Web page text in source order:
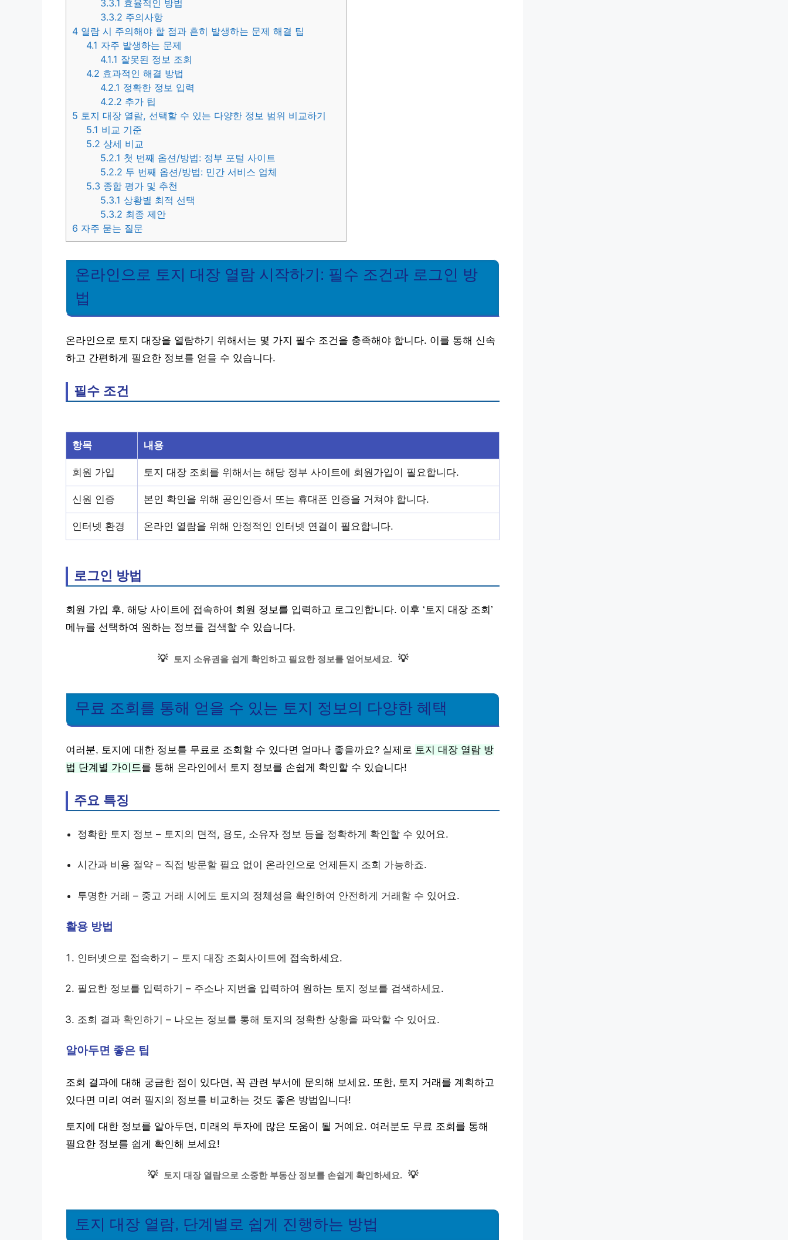
3.3.1 효율적인 방법
3.3.2 주의사항
4 열람 시 주의해야 할 점과 흔히 발생하는 문제 해결 팁
4.1 자주 발생하는 문제
4.1.1 잘못된 정보 조회
4.2 효과적인 해결 방법
4.2.1 정확한 정보 입력
4.2.2 추가 팁
5 토지 대장 열람, 선택할 수 있는 다양한 정보 범위 비교하기
5.1 비교 기준
5.2 상세 비교
5.2.1 첫 번째 옵션/방법: 정부 포털 사이트
5.2.2 두 번째 옵션/방법: 민간 서비스 업체
5.3 종합 평가 및 추천
5.3.1 상황별 최적 선택
5.3.2 최종 제안
6 자주 묻는 질문
온라인으로 토지 대장 열람 시작하기: 필수 조건과 로그인 방
법
온라인으로 토지 대장을 열람하기 위해서는 몇 가지 필수 조건을 충족해야 합니다. 이를 통해 신속
하고 간편하게 필요한 정보를 얻을 수 있습니다.
필수 조건
항목 내용
회원 가입 토지 대장 조회를 위해서는 해당 정부 사이트에 회원가입이 필요합니다.
신원 인증 본인 확인을 위해 공인인증서 또는 휴대폰 인증을 거쳐야 합니다.
인터넷 환경 온라인 열람을 위해 안정적인 인터넷 연결이 필요합니다.
로그인 방법
회원 가입 후, 해당 사이트에 접속하여 회원 정보를 입력하고 로그인합니다. 이후 ‘토지 대장 조회’
메뉴를 선택하여 원하는 정보를 검색할 수 있습니다.
💡 토지 소유권을 쉽게 확인하고 필요한 정보를 얻어보세요. 💡
무료 조회를 통해 얻을 수 있는 토지 정보의 다양한 혜택
여러분, 토지에 대한 정보를 무료로 조회할 수 있다면 얼마나 좋을까요? 실제로 토지 대장 열람 방
법 단계별 가이드를 통해 온라인에서 토지 정보를 손쉽게 확인할 수 있습니다!
주요 특징
정확한 토지 정보 – 토지의 면적, 용도, 소유자 정보 등을 정확하게 확인할 수 있어요.
시간과 비용 절약 – 직접 방문할 필요 없이 온라인으로 언제든지 조회 가능하죠.
투명한 거래 – 중고 거래 시에도 토지의 정체성을 확인하여 안전하게 거래할 수 있어요.
활용 방법
인터넷으로 접속하기 – 토지 대장 조회사이트에 접속하세요.
필요한 정보를 입력하기 – 주소나 지번을 입력하여 원하는 토지 정보를 검색하세요.
조회 결과 확인하기 – 나오는 정보를 통해 토지의 정확한 상황을 파악할 수 있어요.
알아두면 좋은 팁
조회 결과에 대해 궁금한 점이 있다면, 꼭 관련 부서에 문의해 보세요. 또한, 토지 거래를 계획하고
있다면 미리 여러 필지의 정보를 비교하는 것도 좋은 방법입니다!
토지에 대한 정보를 알아두면, 미래의 투자에 많은 도움이 될 거예요. 여러분도 무료 조회를 통해
필요한 정보를 쉽게 확인해 보세요!
💡 토지 대장 열람으로 소중한 부동산 정보를 손쉽게 확인하세요. 💡
토지 대장 열람, 단계별로 쉽게 진행하는 방법